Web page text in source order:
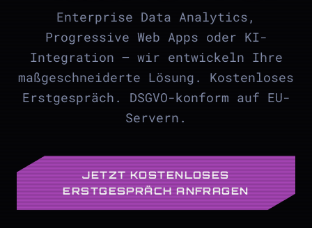
Enterprise Data Analytics,
Progressive Web Apps oder KI-
Integration – wir entwickeln Ihre
maßgeschneiderte Lösung. Kostenloses
Erstgespräch. DSGVO-konform auf EU-
Servern.
JETZT KOSTENLOSES
ERSTGESPRÄCH ANFRAGEN